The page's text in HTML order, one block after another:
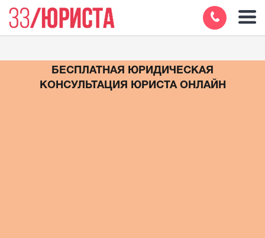
БЕСПЛАТНАЯ ЮРИДИЧЕСКАЯ
КОНСУЛЬТАЦИЯ ЮРИСТА ОНЛАЙН